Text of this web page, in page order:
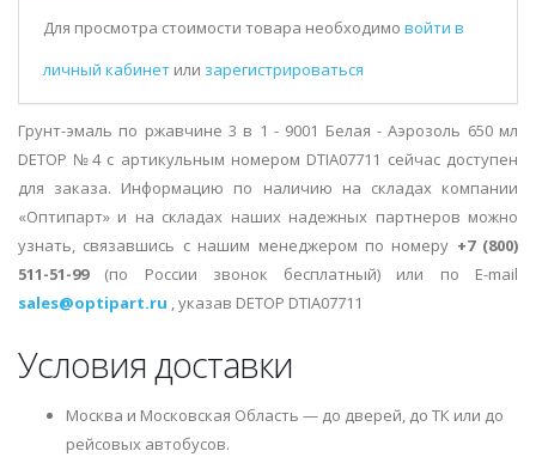
Для просмотра стоимости товара необходимо войти в
личный кабинет или зарегистрироваться
Грунт-эмаль по ржавчине 3 в 1 - 9001 Белая - Аэрозоль 650 мл
DETOP №4 с артикульным номером DTIA07711 сейчас доступен
для заказа. Информацию по наличию на складах компании
«Оптипарт» и на складах наших надежных партнеров можно
узнать, связавшись с нашим менеджером по номеру +7 (800)
511-51-99(по России звонок бесплатный) или по E-mail
sales@optipart.ru , указав DETOP DTIA07711
Условия доставки
Москва и Московская Область — до дверей, до ТК или до
рейсовых автобусов.